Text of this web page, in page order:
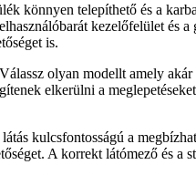
könnyen telepíthető és a
kezelőfelület és
is.
olyan modellt amely
elkerülni a
kulcsfontosságú a
A korrekt látómező és